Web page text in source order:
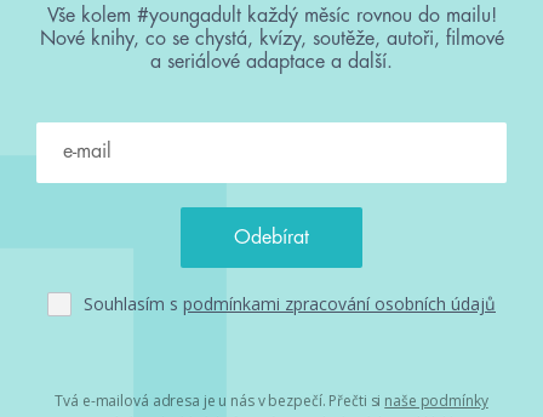
Vše kolem #youngadult každý měsíc rovnou do mailu!
Nové knihy, co se chystá, kvízy, soutěže, autoři, filmové
a seriálové adaptace a další.
Souhlasím s podmínkami zpracování osobních údajů
Tvá e-mailová adresa je u nás v bezpečí. Přečti si naše podmínky